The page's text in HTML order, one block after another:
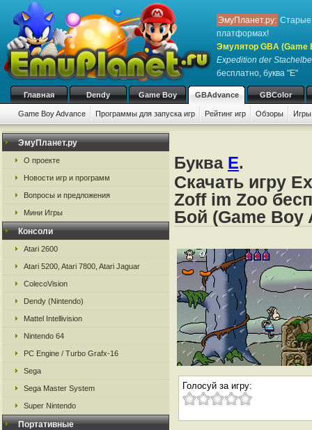
ЭмуПланет.ру: Старые
платформах!
Эмулятор GBA (Game
Expedition der
бесплатно, буква "E"
Главная Dendy Game Boy GBAdvance GBColor
Game Boy Advance Программы для запуска игр Рейтинг игр Обзоры
ЭмуПланет.ру
О проекте
Новости игр и программ
Вопросы и предложения
Мини Игры
Консоли
Atari 2600
Atari 5200, Atari 7800, Atari Jaguar
ColecoVision
Dendy (Nintendo)
Mattel Intellivision
Nintendo 64
PC Engine / Turbo Grafx-16
Sega
Sega Master System
Super Nintendo
Портативные
Буква E.
Скачать игру
Zoff im Zoo
Бой (Game Boy
Голосуй за игру: